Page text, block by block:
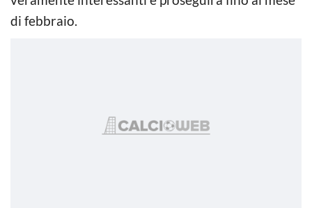
di febbraio.